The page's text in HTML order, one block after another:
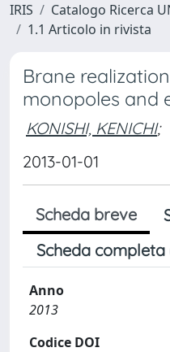
IRIS Catalogo Ricerca
1.1 Articolo in rivista
Brane
monopoles and
KONISHI, KENICHI;
2013-01-01
Scheda breve
Scheda completa
Anno
2013
Codice DOI